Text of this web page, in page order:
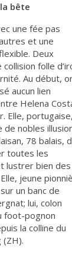
bête
une fée pas
et une
Deux
folle
Au début,
aucun lien
Helena
Elle,
de nobles
78 balais,
toutes les
lustrer bien des
jeune
un banc de
lui, colon
foot-pognon
la colline du
(ZH).